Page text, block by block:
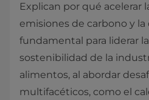
Explican por qué acelerar
emisiones de carbono y la
fundamental para liderar
sostenibilidad de la
alimentos, al abordar
multifacéticos, como el